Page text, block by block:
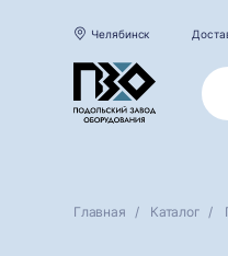
Челябинск
Главная Каталог